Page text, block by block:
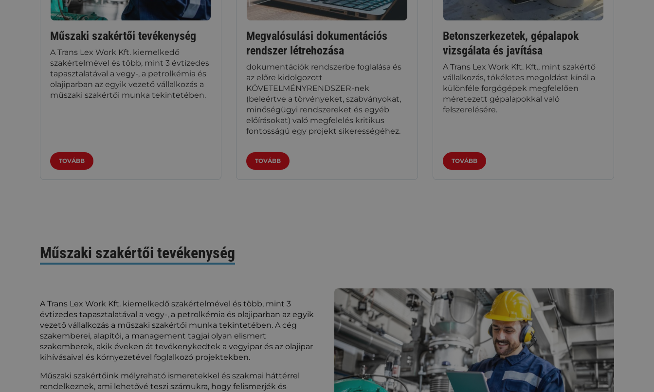
Műszaki szakértői tevékenység
A Trans Lex Work Kft. kiemelkedő
szakértelmével és több, mint 3 évtizedes
tapasztalatával a vegy-, a petrolkémia és
olajiparban az egyik vezető vállalkozás a
műszaki szakértői munka tekintetében.
TOVÁBB
Megvalósulási dokumentációs
rendszer létrehozása
dokumentációk rendszerbe foglalása és
az előre kidolgozott
KÖVETELMÉNYRENDSZER-nek
(beleértve a törvényeket, szabványokat,
minőségügyi rendszereket és egyéb
előírásokat) való megfelelés kritikus
fontosságú egy projekt sikerességéhez.
TOVÁBB
Betonszerkezetek, gépalapok
vizsgálata és javítása
A Trans Lex Work Kft. Kft., mint szakértő
vállalkozás, tökéletes megoldást kínál a
különféle forgógépek megfelelően
méretezett gépalapokkal való
felszerelésére.
TOVÁBB
Műszaki szakértői tevékenység
A Trans Lex Work Kft. kiemelkedő szakértelmével és több, mint 3
évtizedes tapasztalatával a vegy-, a petrolkémia és olajiparban az egyik
vezető vállalkozás a műszaki szakértői munka tekintetében. A cég
szakemberei, alapítói, a management tagjai olyan elismert
szakemberek, akik éveken át tevékenykedtek a vegyipar és az olajipar
kihívásaival és környezetével foglalkozó projektekben.
Műszaki szakértőink mélyreható ismeretekkel és szakmai háttérrel
rendelkeznek, ami lehetővé teszi számukra, hogy felismerjék és